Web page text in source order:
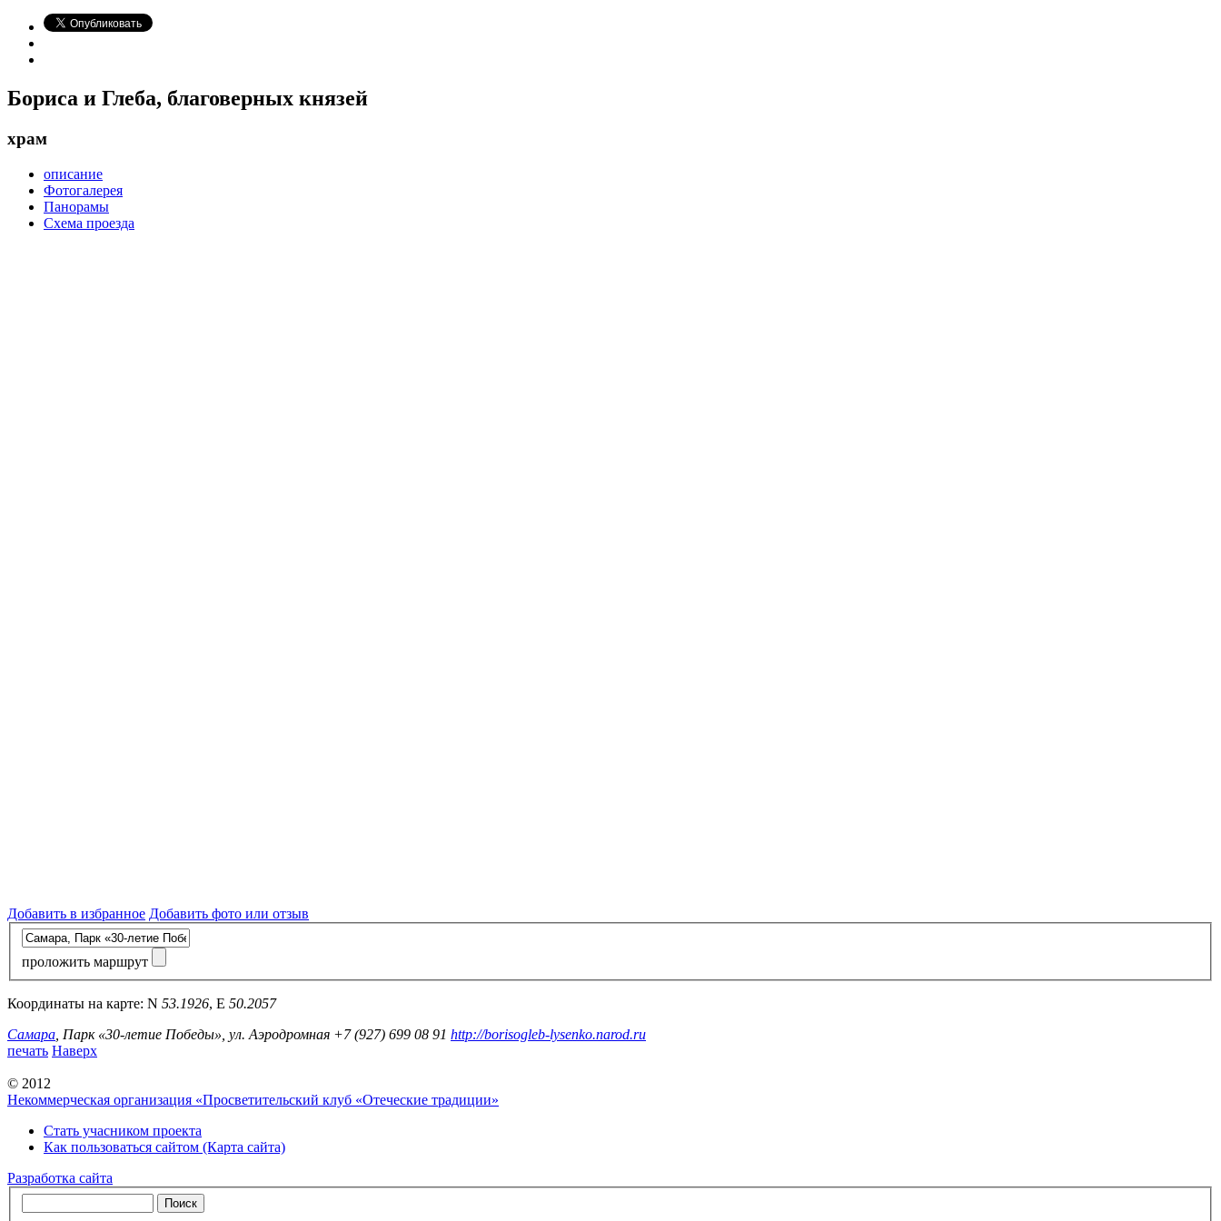
Бориса и Глеба, благоверных князей
храм
описание
Фотогалерея
Панорамы
Схема проезда
Добавить в избранное Добавить фото или отзыв
проложить маршрут
Координаты на карте: N 53.1926, E 50.2057
Самара, Парк «30-летие Победы», ул. Аэродромная +7 (927) 699 08 91 http://borisogleb-lysenko.narod.ru
печать Наверх
© 2012
Некоммерческая организация «Просветительский клуб «Отеческие традиции»
Стать учасником проекта
Как пользоваться сайтом (Карта сайта)
Разработка сайта